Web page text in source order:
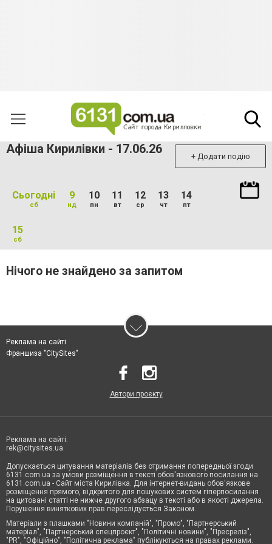
Афіша Кирилівки - 17.06.26 + Додати подію
Сьогодні
сб
9
нд
10
пн
11
вт
12
ср
13
чт
14
пт
15
сб
Нічого не знайдено за запитом
Реклама на сайті
Франшиза "CitySites"
Автори проєкту
Реклама на сайті:
rek@citysites.ua
Допускається цитування матеріалів без отримання попередньої згоди
6131.com.ua за умови розміщення в тексті обов'язкового посилання на
6131.com.ua - Сайт міста Кирилівка. Для інтернет-видань обов'язкове
розміщення прямого, відкритого для пошукових систем гіперпосилання
на цитовані статті не нижче другого абзацу в тексті або в якості джерела.
Порушення виняткових прав переслідується Законом.
Матеріали з плашками "Новини компаній", "Промо", "Партнерський
матеріал", "Партнерський спецпроєкт", "Політичні новини", "Пресреліз",
"PR", "Офіційно", "Політична реклама" публікуються на правах реклами.